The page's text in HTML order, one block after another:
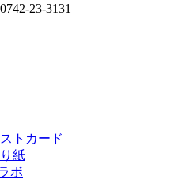
23-3131
トカード
紙
ボ